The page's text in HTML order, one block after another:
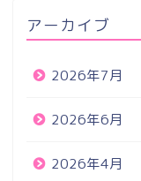
アーカイブ
2026年7月
2026年6月
2026年4月